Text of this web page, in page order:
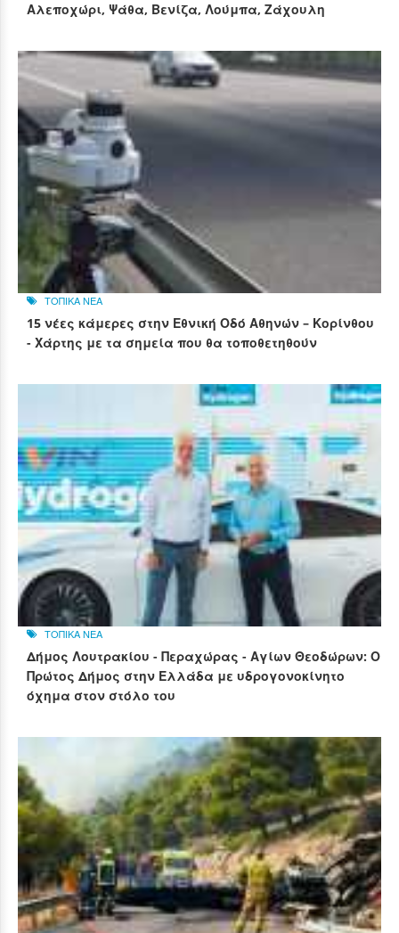
Αλεποχώρι, Ψάθα, Βενίζα, Λούμπα, Ζάχουλη
ΤΟΠΙΚΑ ΝΕΑ
15 νέες κάμερες στην Εθνική Οδό Αθηνών – Κορίνθου
- Χάρτης με τα σημεία που θα τοποθετηθούν
ΤΟΠΙΚΑ ΝΕΑ
Δήμος Λουτρακίου - Περαχώρας - Αγίων Θεοδώρων: Ο
Πρώτος Δήμος στην Ελλάδα με υδρογονοκίνητο
όχημα στον στόλο του